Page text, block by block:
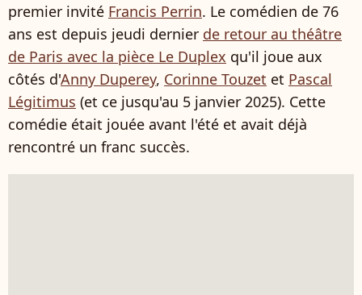
premier invité Francis Perrin. Le comédien de 76
ans est depuis jeudi dernier de retour au théâtre
de Paris avec la pièce Le Duplex qu'il joue aux
côtés d'Anny Duperey, Corinne Touzet et Pascal
Légitimus (et ce jusqu'au 5 janvier 2025). Cette
comédie était jouée avant l'été et avait déjà
rencontré un franc succès.